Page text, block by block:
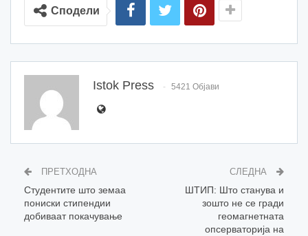
Сподели
Istok Press 5421 Објави
ПРЕТХОДНА
Студентите што земаа
пониски стипендии
добиваат покачување
СЛЕДНА
ШТИП: Што станува и
зошто не се гради
геомагнетната
опсерваторија на